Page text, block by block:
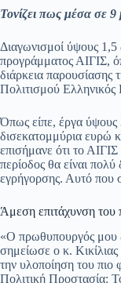
ok
ts
A
pp
Τονίζει πως μέσα σε
Διαγωνισμοί ύψους
προγράμματος ΑΙΓΙΣ,
διάρκεια παρουσίασης
Πολιτισμού
Όπως είπε, έργα ύψους
δισεκατομμύρια ευρώ
επισήμανε ότι το
περίοδος θα είναι πολύ
εγρήγορσης. Αυτό που
Άμεση επιτάχυνση του
«Ο πρωθυπουργός μου
σημείωσε ο κ.
την υλοποίηση του πιο
Πολιτική Προστασία: